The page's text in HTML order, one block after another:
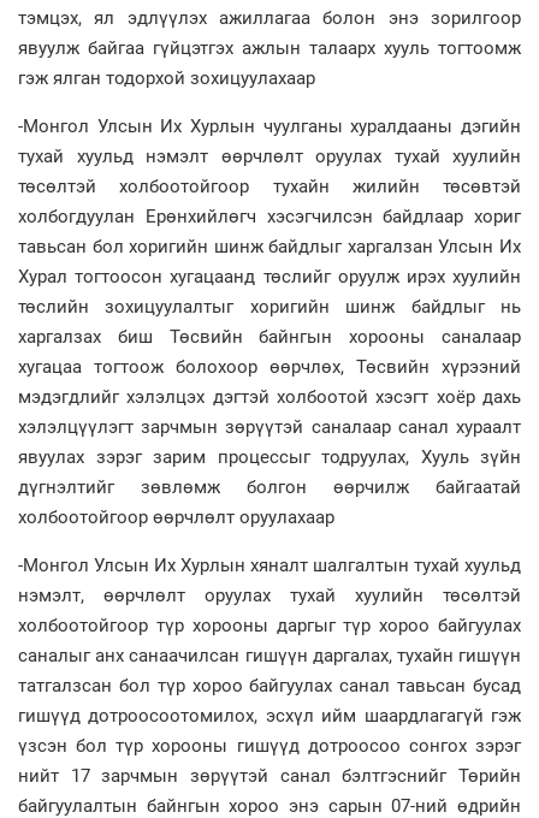
тэмцэх, ял эдлүүлэх ажиллагаа болон энэ зорилгоор
явуулж байгаа гүйцэтгэх ажлын талаарх хууль тогтоомж
гэж ялган тодорхой зохицуулахаар
-Монгол Улсын Их Хурлын чуулганы хуралдааны дэгийн
тухай хуульд нэмэлт өөрчлөлт оруулах тухай хуулийн
төсөлтэй холбоотойгоор тухайн жилийн төсөвтэй
холбогдуулан Ерөнхийлөгч хэсэгчилсэн байдлаар хориг
тавьсан бол хоригийн шинж байдлыг харгалзан Улсын Их
Хурал тогтоосон хугацаанд төслийг оруулж ирэх хуулийн
төслийн зохицуулалтыг хоригийн шинж байдлыг нь
харгалзах биш Төсвийн байнгын хорооны саналаар
хугацаа тогтоож болохоор өөрчлөх, Төсвийн хүрээний
мэдэгдлийг хэлэлцэх дэгтэй холбоотой хэсэгт хоёр дахь
хэлэлцүүлэгт зарчмын зөрүүтэй саналаар санал хураалт
явуулах зэрэг зарим процессыг тодруулах, Хууль зүйн
дүгнэлтийг зөвлөмж болгон өөрчилж байгаатай
холбоотойгоор өөрчлөлт оруулахаар
-Монгол Улсын Их Хурлын хяналт шалгалтын тухай хуульд
нэмэлт, өөрчлөлт оруулах тухай хуулийн төсөлтэй
холбоотойгоор түр хорооны даргыг түр хороо байгуулах
саналыг анх санаачилсан гишүүн даргалах, тухайн гишүүн
татгалзсан бол түр хороо байгуулах санал тавьсан бусад
гишүүд дотроосоотомилох, эсхүл ийм шаардлагагүй гэж
үзсэн бол түр хорооны гишүүд дотроосоо сонгох зэрэг
нийт 17 зарчмын зөрүүтэй санал бэлтгэснийг Төрийн
байгуулалтын байнгын хороо энэ сарын 07-ний өдрийн